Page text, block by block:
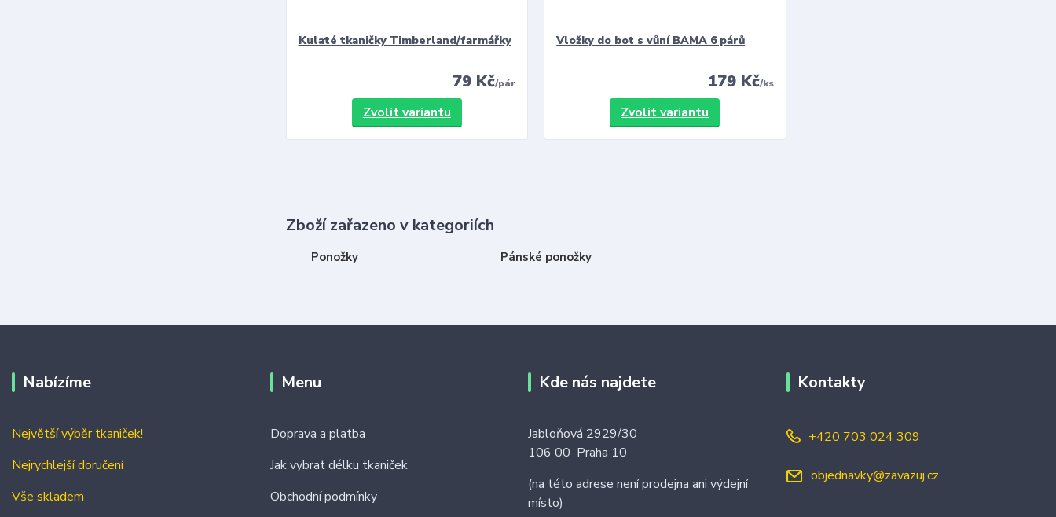
Kulaté tkaničky Timberland/farmářky
79 Kč/pár
Zvolit variantu
Vložky do bot s vůní BAMA 6 párů
179 Kč/ks
Zvolit variantu
Zboží zařazeno v kategoriích
Ponožky Pánské ponožky
Nabízíme
Největší výběr tkaniček!
Nejrychlejší doručení
Vše skladem
Menu
Doprava a platba
Jak vybrat délku tkaniček
Obchodní podmínky
Kde nás najdete
Jabloňová 2929/30
106 00 Praha 10
(na této adrese není prodejna ani výdejní
místo)
Kontakty
+420 703 024 309
objednavky@zavazuj.cz